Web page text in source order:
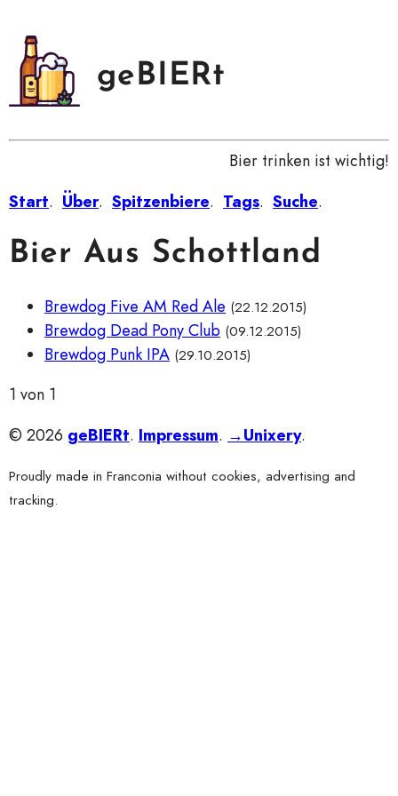
geBIERt
Bier trinken ist wichtig!
Start. Über. Spitzenbiere. Tags. Suche.
Bier Aus Schottland
Brewdog Five AM Red Ale (22.12.2015)
Brewdog Dead Pony Club (09.12.2015)
Brewdog Punk IPA (29.10.2015)
1 von 1
© 2026 geBIERt. Impressum. →Unixery.
Proudly made in Franconia without cookies, advertising and
tracking.